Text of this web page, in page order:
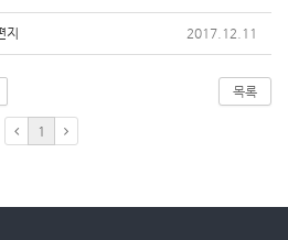
지 2017.12.11
목록
1